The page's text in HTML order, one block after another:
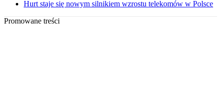
Hurt staje się nowym silnikiem wzrostu telekomów w Polsce
Promowane treści